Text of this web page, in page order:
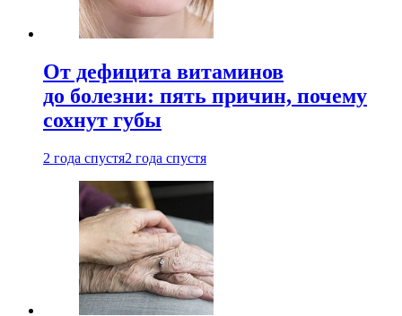
От дефицита витаминов
до болезни: пять причин, почему
сохнут губы
2 года спустя2 года спустя